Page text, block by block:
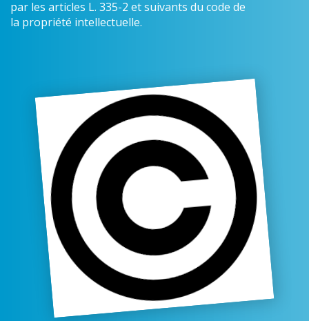
par les articles L. 335-2 et suivants du code de
la propriété intellectuelle.